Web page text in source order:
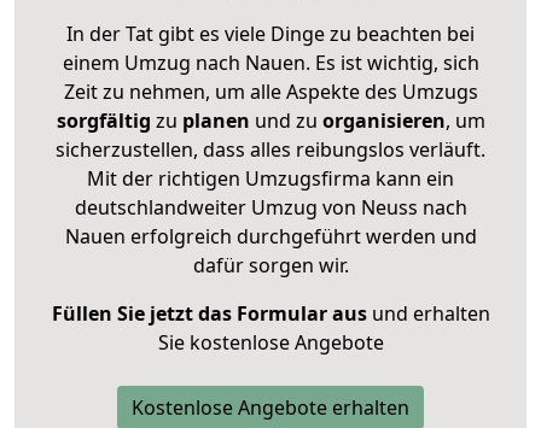
In der Tat gibt es viele Dinge zu beachten bei
einem Umzug nach Nauen. Es ist wichtig, sich
Zeit zu nehmen, um alle Aspekte des Umzugs
sorgfältig zu planen und zu organisieren, um
sicherzustellen, dass alles reibungslos verläuft.
Mit der richtigen Umzugsfirma kann ein
deutschlandweiter Umzug von Neuss nach
Nauen erfolgreich durchgeführt werden und
dafür sorgen wir.
Füllen Sie jetzt das Formular ausund erhalten
Sie kostenlose Angebote
Kostenlose Angebote erhalten